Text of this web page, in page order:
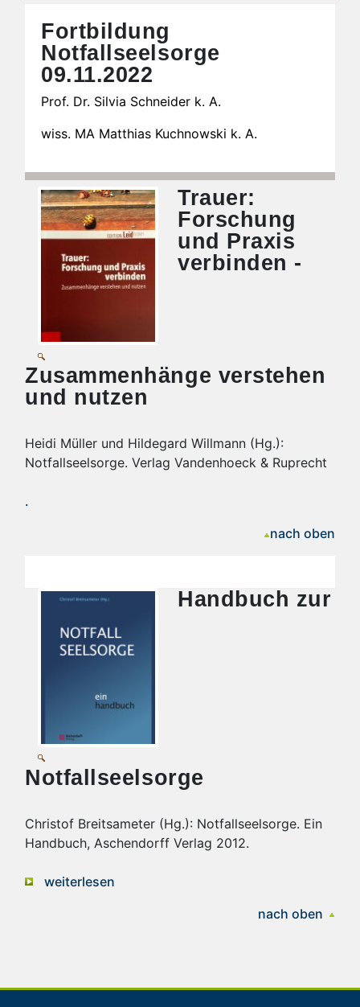
Fortbildung
Notfallseelsorge
09.11.2022
Prof. Dr. Silvia Schneider k. A.
wiss. MA Matthias Kuchnowski k. A.
Trauer:
Forschung
und Praxis
verbinden -
Zusammenhänge verstehen
und nutzen
Heidi Müller und Hildegard Willmann (Hg.):
Notfallseelsorge. Verlag Vandenhoeck & Ruprecht
.
nach oben
Handbuch zur
Notfallseelsorge
Christof Breitsameter (Hg.): Notfallseelsorge. Ein
Handbuch, Aschendorff Verlag 2012.
weiterlesen
nach oben